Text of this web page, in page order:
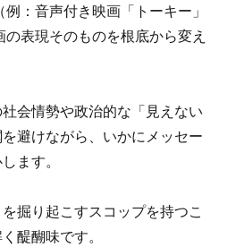
：音声付き映画「トーキー」
表現そのものを根底から変え
会情勢や政治的な「見えない
避けながら、いかにメッセー
ます。
を掘り起こすスコップを持つこ
醍醐味です。